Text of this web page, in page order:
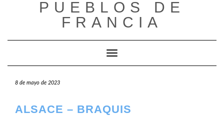
PUEBLOS DE
FRANCIA
Cambiar modo de navegación
8 de mayo de 2023
ALSACE – BRAQUIS